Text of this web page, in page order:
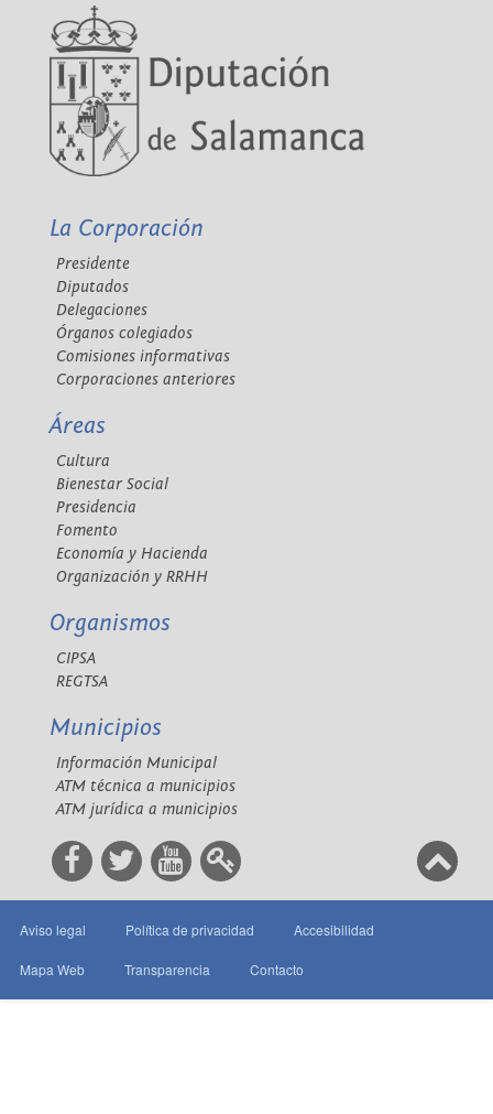
La Corporación
Presidente
Diputados
Delegaciones
Órganos colegiados
Comisiones informativas
Corporaciones anteriores
Áreas
Cultura
Bienestar Social
Presidencia
Fomento
Economía y Hacienda
Organización y RRHH
Organismos
CIPSA
REGTSA
Municipios
Información Municipal
ATM técnica a municipios
ATM jurídica a municipios
Aviso legal Política de privacidad Accesibilidad
Mapa Web Transparencia Contacto